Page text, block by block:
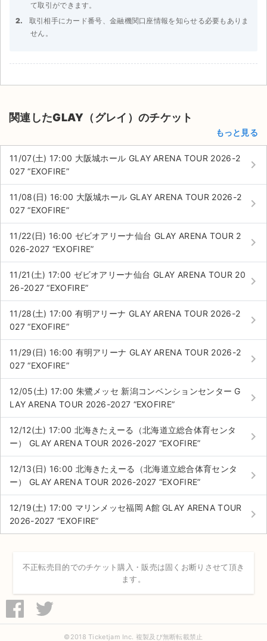
て取引ができます。
取引相手にカード番号、金融機関口座情報を知らせる必要もありま
せん。
関連したGLAY（グレイ）のチケット
もっと見る
11/07(土) 17:00 大阪城ホール GLAY ARENA TOUR 2026-2
027 “EXOFIRE”
keyboard_arrow_right
11/08(日) 16:00 大阪城ホール GLAY ARENA TOUR 2026-2
027 “EXOFIRE”
keyboard_arrow_right
11/22(日) 16:00 ゼビオアリーナ仙台 GLAY ARENA TOUR 2
026-2027 “EXOFIRE”
keyboard_arrow_right
11/21(土) 17:00 ゼビオアリーナ仙台 GLAY ARENA TOUR 20
26-2027 “EXOFIRE”
keyboard_arrow_right
11/28(土) 17:00 有明アリーナ GLAY ARENA TOUR 2026-2
027 “EXOFIRE”
keyboard_arrow_right
11/29(日) 16:00 有明アリーナ GLAY ARENA TOUR 2026-2
027 “EXOFIRE”
keyboard_arrow_right
12/05(土) 17:00 朱鷺メッセ 新潟コンベンションセンター G
LAY ARENA TOUR 2026-2027 “EXOFIRE”
keyboard_arrow_right
12/12(土) 17:00 北海きたえーる（北海道立総合体育センタ
ー） GLAY ARENA TOUR 2026-2027 “EXOFIRE”
keyboard_arrow_right
12/13(日) 16:00 北海きたえーる（北海道立総合体育センタ
ー） GLAY ARENA TOUR 2026-2027 “EXOFIRE”
keyboard_arrow_right
12/19(土) 17:00 マリンメッセ福岡 A館 GLAY ARENA TOUR
2026-2027 “EXOFIRE”
keyboard_arrow_right
不正転売目的でのチケット購入・販売は固くお断りさせて頂き
ます。
©2018 Ticketjam Inc. 複製及び無断転載禁止